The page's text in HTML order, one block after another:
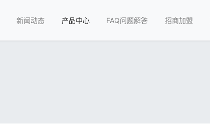
新闻动态 产品中心 FAQ问题解答 招商加盟